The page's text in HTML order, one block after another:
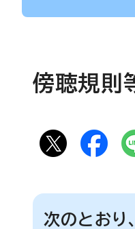
傍聴規則
次のとおり